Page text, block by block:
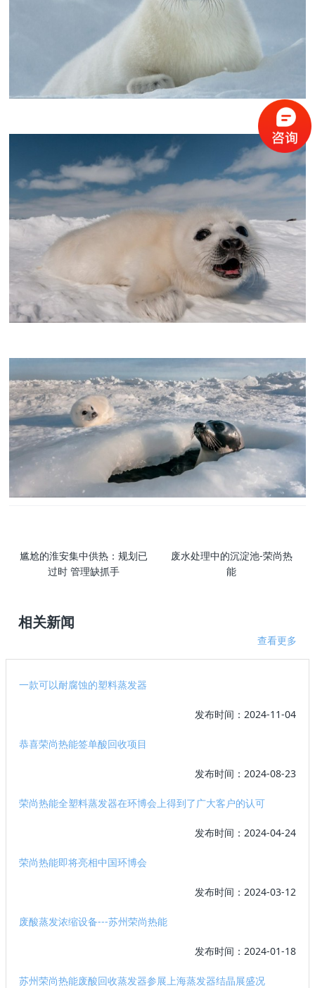
尴尬的淮安集中供热：规划已
过时 管理缺抓手
废水处理中的沉淀池-荣尚热
能
相关新闻
查看更多
一款可以耐腐蚀的塑料蒸发器
发布时间：2024-11-04
恭喜荣尚热能签单酸回收项目
发布时间：2024-08-23
荣尚热能全塑料蒸发器在环博会上得到了广大客户的认可
发布时间：2024-04-24
荣尚热能即将亮相中国环博会
发布时间：2024-03-12
废酸蒸发浓缩设备---苏州荣尚热能
发布时间：2024-01-18
苏州荣尚热能废酸回收蒸发器参展上海蒸发器结晶展盛况